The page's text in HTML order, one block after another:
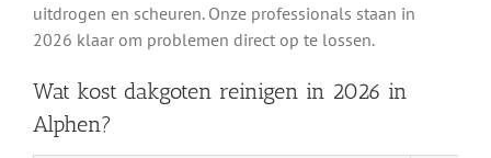
uitdrogen en scheuren. Onze professionals staan in
2026 klaar om problemen direct op te lossen.
Wat kost dakgoten reinigen in 2026 in
Alphen?